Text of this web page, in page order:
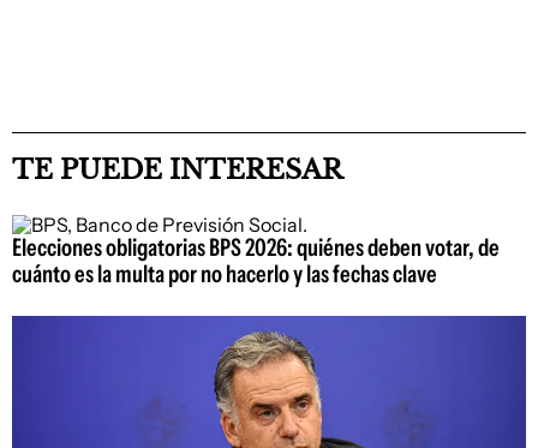
TE PUEDE INTERESAR
Elecciones obligatorias BPS 2026: quiénes deben votar, de
cuánto es la multa por no hacerlo y las fechas clave